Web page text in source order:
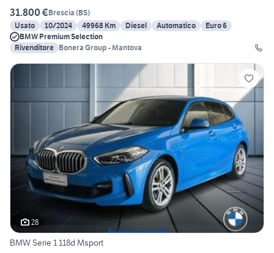
31.800 €Brescia (BS)
Usato
10/2024 49968 Km Diesel Automatico
Euro 6
BMW Premium Selection
Rivenditore Bonera Group - Mantova
28
BMW Serie 1 118d Msport